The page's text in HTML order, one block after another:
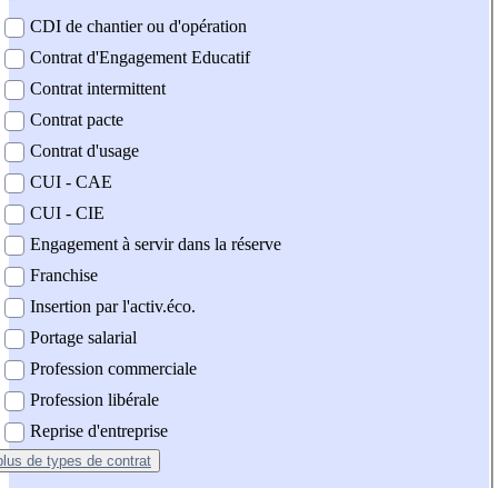
CDI de chantier ou d'opération
Contrat d'Engagement Educatif
Contrat intermittent
Contrat pacte
Contrat d'usage
CUI - CAE
CUI - CIE
Engagement à servir dans la réserve
Franchise
Insertion par l'activ.éco.
Portage salarial
Profession commerciale
Profession libérale
Reprise d'entreprise
de types de contrat